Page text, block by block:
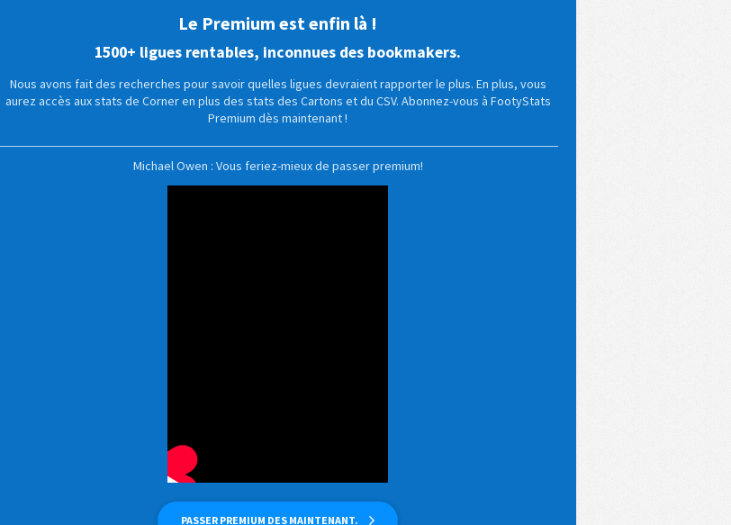
Le Premium est enfin là !
1500+ ligues rentables, inconnues des bookmakers.
Nous avons fait des recherches pour savoir quelles ligues devraient rapporter le plus. En plus, vous
aurez accès aux stats de Corner en plus des stats des Cartons et du CSV. Abonnez-vous à FootyStats
Premium dès maintenant !
PASSER PREMIUM DES MAINTENANT.
Michael Owen : Vous feriez-mieux de passer premium!